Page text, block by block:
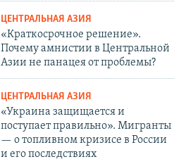
ЦЕНТРАЛЬНАЯ АЗИЯ
«Краткосрочное решение».
Почему амнистии в Центральной
Азии не панацея от проблемы?
ЦЕНТРАЛЬНАЯ АЗИЯ
«Украина защищается и
поступает правильно». Мигранты
— о топливном кризисе в России
и его последствиях